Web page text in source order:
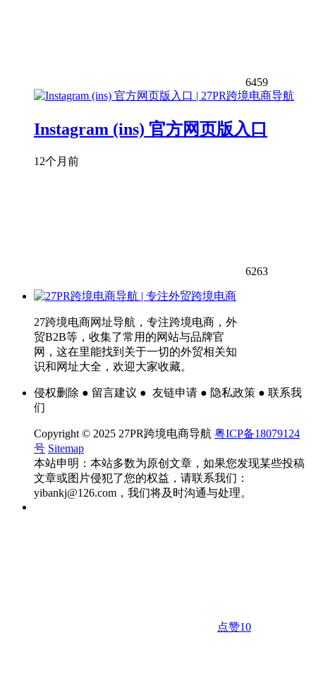
6459
Instagram (ins) 官方网页版入口
12个月前
6263
27跨境电商网址导航，专注跨境电商，外
贸B2B等，收集了常用的网站与品牌官
网，这在里能找到关于一切的外贸相关知
识和网址大全，欢迎大家收藏。
侵权删除 ● 留言建议 ● 友链申请 ● 隐私政策 ● 联系我
们
Copyright © 2025 27PR跨境电商导航 粤ICP备18079124
号 Sitemap
本站申明：本站多数为原创文章，如果您发现某些投稿
文章或图片侵犯了您的权益，请联系我们：
yibankj@126.com，我们将及时沟通与处理。
点赞10